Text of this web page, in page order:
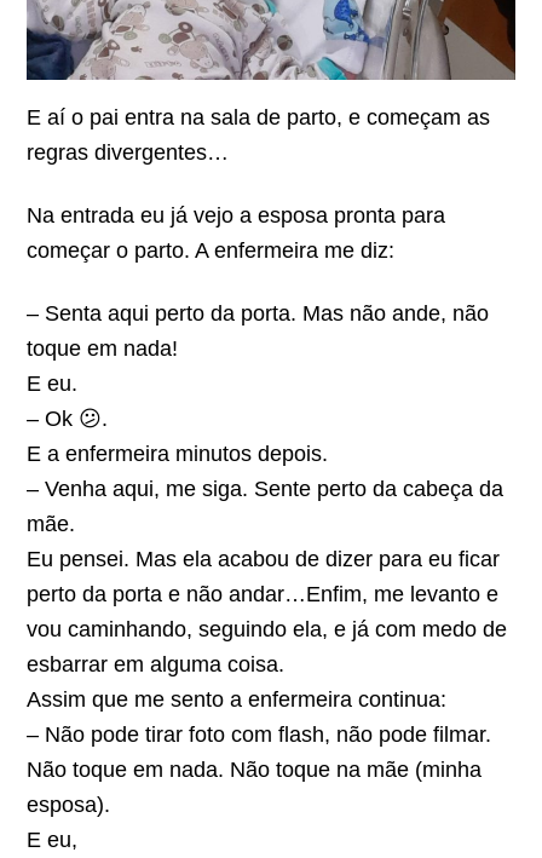
E aí o pai entra na sala de parto, e começam as
regras divergentes…
Na entrada eu já vejo a esposa pronta para
começar o parto. A enfermeira me diz:
– Senta aqui perto da porta. Mas não ande, não
toque em nada!
E eu.
– Ok 😕.
E a enfermeira minutos depois.
– Venha aqui, me siga. Sente perto da cabeça da
mãe.
Eu pensei. Mas ela acabou de dizer para eu ficar
perto da porta e não andar…Enfim, me levanto e
vou caminhando, seguindo ela, e já com medo de
esbarrar em alguma coisa.
Assim que me sento a enfermeira continua:
– Não pode tirar foto com flash, não pode filmar.
Não toque em nada. Não toque na mãe (minha
esposa).
E eu,